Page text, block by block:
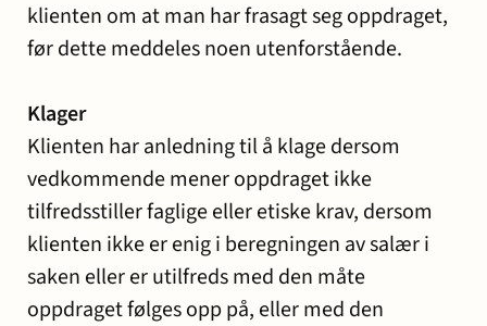
klienten om at man har frasagt seg oppdraget,
før dette meddeles noen utenforstående.
Klager
Klienten har anledning til å klage dersom
vedkommende mener oppdraget ikke
tilfredsstiller faglige eller etiske krav, dersom
klienten ikke er enig i beregningen av salær i
saken eller er utilfreds med den måte
oppdraget følges opp på, eller med den